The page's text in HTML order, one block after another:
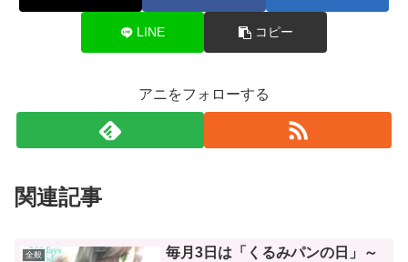
LINE コピー
アニをフォローする
関連記事
全般
毎月3日は「くるみパンの日」～